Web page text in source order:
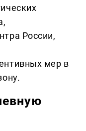
России,
мер в